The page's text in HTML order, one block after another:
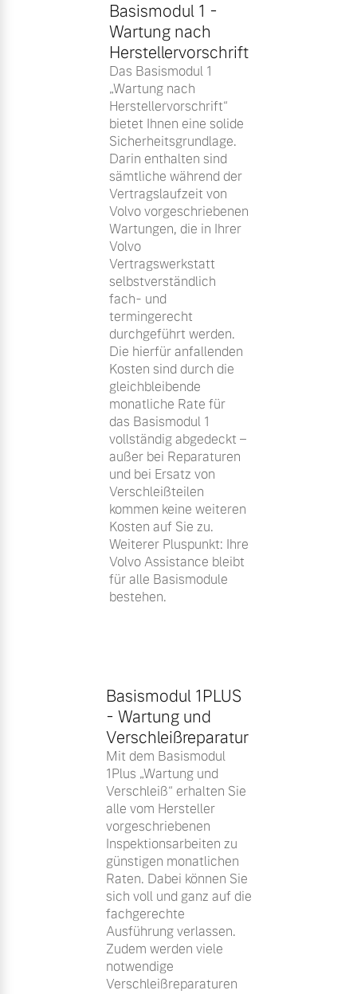
Basismodul 1 -
Wartung nach
Herstellervorschrift
Das Basismodul 1
„Wartung nach
Herstellervorschrift“
bietet Ihnen eine solide
Sicherheitsgrundlage.
Darin enthalten sind
sämtliche während der
Vertragslaufzeit von
Volvo vorgeschriebenen
Wartungen, die in Ihrer
Volvo
Vertragswerkstatt
selbstverständlich
fach- und
termingerecht
durchgeführt werden.
Die hierfür anfallenden
Kosten sind durch die
gleichbleibende
monatliche Rate für
das Basismodul 1
vollständig abgedeckt –
außer bei Reparaturen
und bei Ersatz von
Verschleißteilen
kommen keine weiteren
Kosten auf Sie zu.
Weiterer Pluspunkt: Ihre
Volvo Assistance bleibt
für alle Basismodule
bestehen.
Basismodul 1PLUS
- Wartung und
Verschleißreparatur
Mit dem Basismodul
1Plus „Wartung und
Verschleiß“ erhalten Sie
alle vom Hersteller
vorgeschriebenen
Inspektionsarbeiten zu
günstigen monatlichen
Raten. Dabei können Sie
sich voll und ganz auf die
fachgerechte
Ausführung verlassen.
Zudem werden viele
notwendige
Verschleißreparaturen